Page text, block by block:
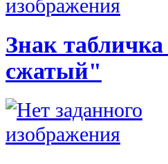
Знак
сжатый"